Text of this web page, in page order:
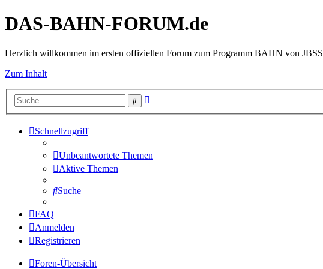
DAS-BAHN-FORUM.de
Herzlich willkommen im ersten offiziellen Forum zum Programm BAHN von JBSS
Zum Inhalt
Suche
Schnellzugriff
Unbeantwortete Themen
Aktive Themen
Suche
FAQ
Anmelden
Registrieren
Foren-Übersicht